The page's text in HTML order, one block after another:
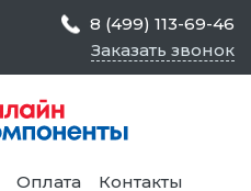
8 (499) 113-69-46
Заказать звонок
Оплата Контакты